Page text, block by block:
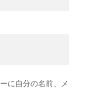
に自分の名前、メ